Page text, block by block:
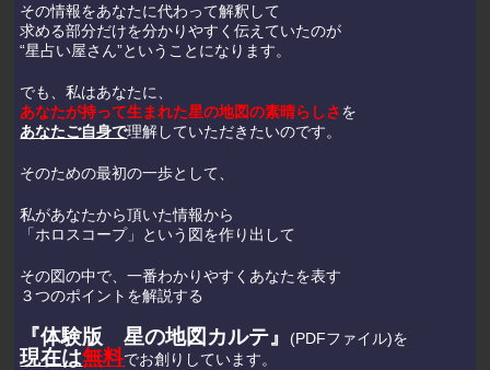
その情報をあなたに代わって解釈して
求める部分だけを分かりやすく伝えていたのが
“星占い屋さん”ということになります。
でも、私はあなたに、
あなたが持って生まれた星の地図の素晴らしさを
あなたご自身で理解していただきたいのです。
そのための最初の一歩として、
私があなたから頂いた情報から
「ホロスコープ」という図を作り出して
その図の中で、一番わかりやすくあなたを表す
３つのポイントを解説する
『体験版 星の地図カルテ』 (PDFファイル)を
現在は無料でお創りしています。